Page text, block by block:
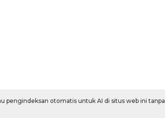
pengindeksan otomatis untuk AI di situs web ini tanpa